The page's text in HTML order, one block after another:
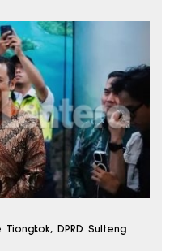
Tiongkok, DPRD Sulteng